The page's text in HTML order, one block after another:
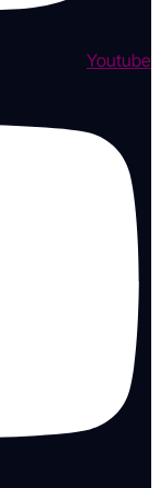
Youtube